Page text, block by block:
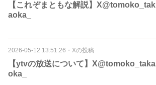
【これぞまともな解説】X@tomoko_tak
aoka_
2026-05-12 13:51:26 ・ Xの投稿
【ytvの放送について】X@tomoko_taka
oka_